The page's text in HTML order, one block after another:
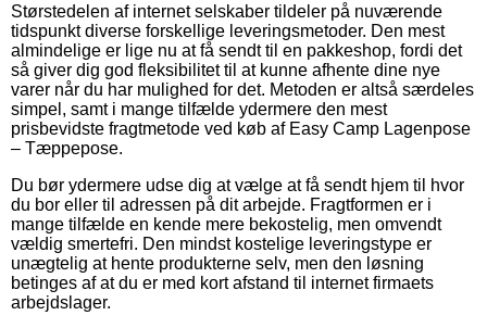
Størstedelen af internet selskaber tildeler på nuværende
tidspunkt diverse forskellige leveringsmetoder. Den mest
almindelige er lige nu at få sendt til en pakkeshop, fordi det
så giver dig god fleksibilitet til at kunne afhente dine nye
varer når du har mulighed for det. Metoden er altså særdeles
simpel, samt i mange tilfælde ydermere den mest
prisbevidste fragtmetode ved køb af Easy Camp Lagenpose
– Tæppepose.
Du bør ydermere udse dig at vælge at få sendt hjem til hvor
du bor eller til adressen på dit arbejde. Fragtformen er i
mange tilfælde en kende mere bekostelig, men omvendt
vældig smertefri. Den mindst kostelige leveringstype er
unægtelig at hente produkterne selv, men den løsning
betinges af at du er med kort afstand til internet firmaets
arbejdslager.